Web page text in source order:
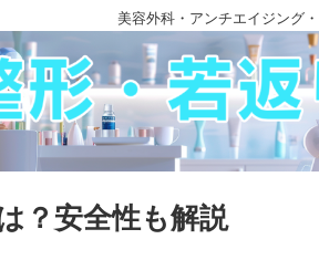
美容外科・アンチエイジング
？安全性も解説